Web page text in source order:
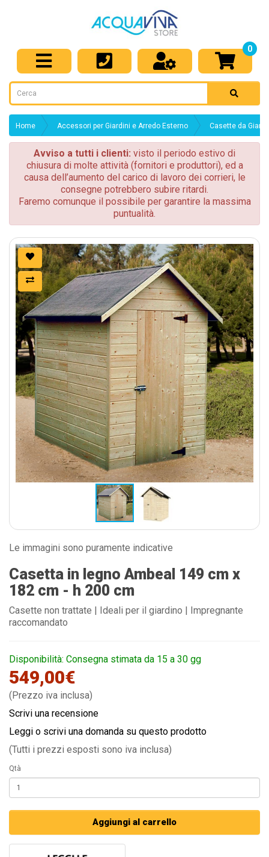
0
Home Accessori per Giardini e Arredo Esterno Casette da
Avviso a tutti i clienti: visto il periodo estivo di
chiusura di molte attività (fornitori e produttori), ed a
causa dell’aumento del carico di lavoro dei corrieri, le
consegne potrebbero subire ritardi.
Faremo comunque il possibile per garantire la massima
puntualità.
Le immagini sono puramente indicative
Casetta in legno Ambeal 149 cm x
182 cm - h 200 cm
Casette non trattate | Ideali per il giardino | Impregnante
raccomandato
Disponibilità: Consegna stimata da 15 a 30 gg
549,00€
(Prezzo iva inclusa)
Scrivi una recensione
Leggi o scrivi una domanda su questo prodotto
(Tutti i prezzi esposti sono iva inclusa)
Qtà
Aggiungi al carrello